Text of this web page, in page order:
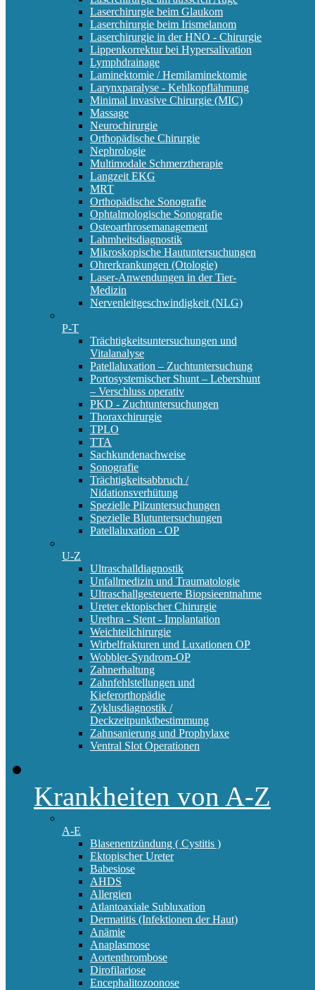
Laserchirurgie beim Glaukom
Laserchirurgie beim Irismelanom
Laserchirurgie in der HNO - Chirurgie
Lippenkorrektur bei Hypersalivation
Lymphdrainage
Laminektomie / Hemilaminektomie
Larynxparalyse - Kehlkopflähmung
Minimal invasive Chirurgie (MIC)
Massage
Neurochirurgie
Orthopädische Chirurgie
Nephrologie
Multimodale Schmerztherapie
Langzeit EKG
MRT
Orthopädische Sonografie
Ophtalmologische Sonografie
Osteoarthrosemanagement
Lahmheitsdiagnostik
Mikroskopische Hautuntersuchungen
Ohrerkrankungen (Otologie)
Laser-Anwendungen in der Tier-
Medizin
Nervenleitgeschwindigkeit (NLG)
P-T
Trächtigkeitsuntersuchungen und
Vitalanalyse
Patellaluxation – Zuchtuntersuchung
Portosystemischer Shunt – Lebershunt
– Verschluss operativ
PKD - Zuchtuntersuchungen
Thoraxchirurgie
TPLO
TTA
Sachkundenachweise
Sonografie
Trächtigkeitsabbruch /
Nidationsverhütung
Spezielle Pilzuntersuchungen
Spezielle Blutuntersuchungen
Patellaluxation - OP
U-Z
Ultraschalldiagnostik
Unfallmedizin und Traumatologie
Ultraschallgesteuerte Biopsieentnahme
Ureter ektopischer Chirurgie
Urethra - Stent - Implantation
Weichteilchirurgie
Wirbelfrakturen und Luxationen OP
Wobbler-Syndrom-OP
Zahnerhaltung
Zahnfehlstellungen und
Kieferorthopädie
Zyklusdiagnostik /
Deckzeitpunktbestimmung
Zahnsanierung und Prophylaxe
Ventral Slot Operationen
Krankheiten von A-Z
A-E
Blasenentzündung ( Cystitis )
Ektopischer Ureter
Babesiose
AHDS
Allergien
Atlantoaxiale Subluxation
Dermatitis (Infektionen der Haut)
Anämie
Anaplasmose
Aortenthrombose
Dirofilariose
Encephalitozoonose